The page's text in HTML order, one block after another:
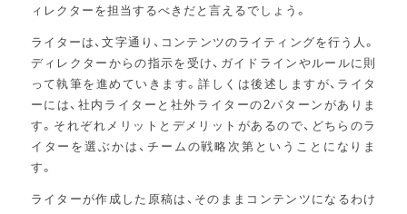
ィレクターを担当するべきだと言えるでしょう。
ライターは、文字通り、コンテンツのライティングを行う人。
ディレクターからの指示を受け、ガイドラインやルールに則
って執筆を進めていきます。詳しくは後述しますが、ライタ
ーには、社内ライターと社外ライターの2パターンがありま
す。それぞれメリットとデメリットがあるので、どちらのラ
イターを選ぶかは、チームの戦略次第ということになりま
す。
ライターが作成した原稿は、そのままコンテンツになるわけ